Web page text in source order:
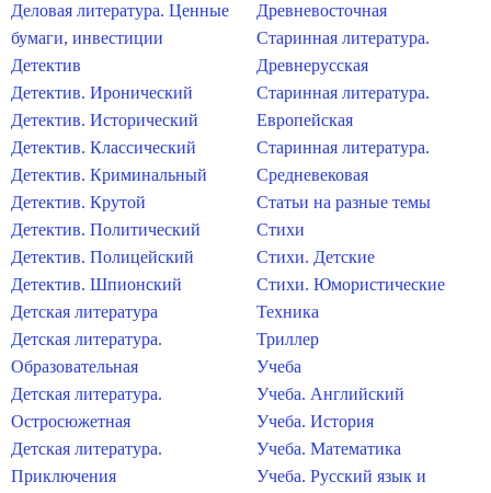
Деловая литература. Ценные
бумаги, инвестиции
Детектив
Детектив. Иронический
Детектив. Исторический
Детектив. Классический
Детектив. Криминальный
Детектив. Крутой
Детектив. Политический
Детектив. Полицейский
Детектив. Шпионский
Детская литература
Детская литература.
Образовательная
Детская литература.
Остросюжетная
Детская литература.
Приключения
Древневосточная
Старинная литература.
Древнерусская
Старинная литература.
Европейская
Старинная литература.
Средневековая
Статьи на разные темы
Стихи
Стихи. Детские
Стихи. Юмористические
Техника
Триллер
Учеба
Учеба. Английский
Учеба. История
Учеба. Математика
Учеба. Русский язык и